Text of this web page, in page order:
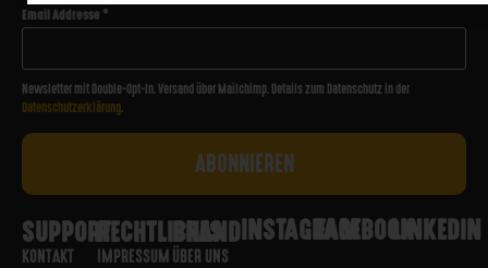
Email Addresse*
Newsletter mit Double-Opt-In. Versand über Mailchimp. Details zum Datenschutz in der
Datenschutzerklärung.
SUPPORT
KONTAKT
RECHTLICHES
IMPRESSUM
BRAND
ÜBER UNS
INSTAGRAMFACEBOOKLINKEDIN